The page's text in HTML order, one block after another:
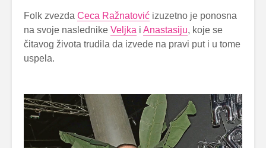
Folk zvezda Ceca Ražnatović izuzetno je ponosna
na svoje naslednike Veljka i Anastasiju, koje se
čitavog života trudila da izvede na pravi put i u tome
uspela.